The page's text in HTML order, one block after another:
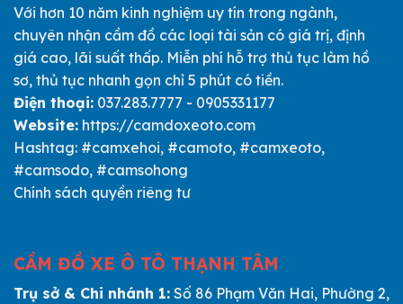
Với hơn 10 năm kinh nghiệm uy tín trong ngành,
chuyên nhận cầm đồ các loại tài sản có giá trị, định
giá cao, lãi suất thấp. Miễn phí hỗ trợ thủ tục làm hồ
sơ, thủ tục nhanh gọn chỉ 5 phút có tiền.
Điện thoại: 037.283.7777 - 0905331177
Website: https://camdoxeoto.com
Hashtag: #camxehoi, #camoto, #camxeoto,
#camsodo, #camsohong
Chính sách quyền riêng tư
CẦM ĐỒ XE Ô TÔ THẠNH TÂM
Trụ sở & Chi nhánh 1: Số 86 Phạm Văn Hai, Phường 2,